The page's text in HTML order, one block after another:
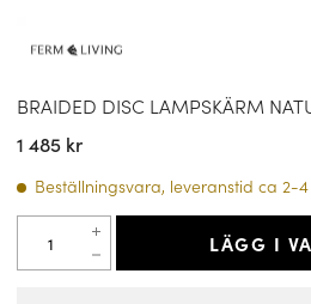
BRAIDED DISC LAMPSKÄRM
1 485 kr
Beställningsvara, leveranstid ca 2-4
LÄGG I